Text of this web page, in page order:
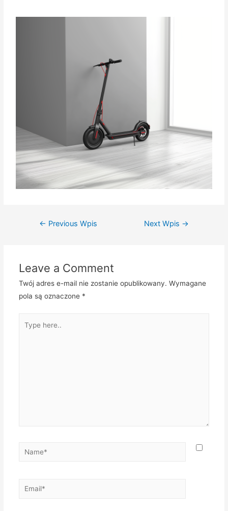
← Previous Wpis Next Wpis →
Leave a Comment
Twój adres e-mail nie zostanie opublikowany. Wymagane
pola są oznaczone *